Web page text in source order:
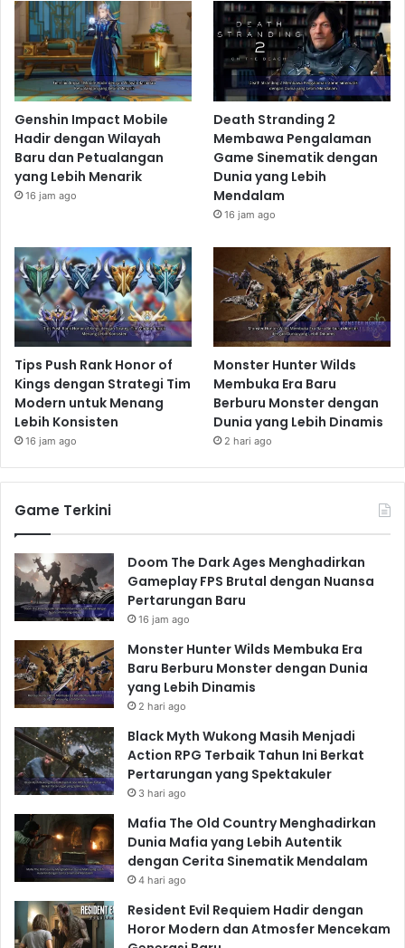
Genshin Impact Mobile
Hadir dengan Wilayah
Baru dan Petualangan
yang Lebih Menarik
16 jam ago
Death Stranding 2
Membawa Pengalaman
Game Sinematik dengan
Dunia yang Lebih
Mendalam
16 jam ago
Tips Push Rank Honor of
Kings dengan Strategi Tim
Modern untuk Menang
Lebih Konsisten
16 jam ago
Monster Hunter Wilds
Membuka Era Baru
Berburu Monster dengan
Dunia yang Lebih Dinamis
2 hari ago
Game Terkini
Doom The Dark Ages Menghadirkan
Gameplay FPS Brutal dengan Nuansa
Pertarungan Baru
16 jam ago
Monster Hunter Wilds Membuka Era
Baru Berburu Monster dengan Dunia
yang Lebih Dinamis
2 hari ago
Black Myth Wukong Masih Menjadi
Action RPG Terbaik Tahun Ini Berkat
Pertarungan yang Spektakuler
3 hari ago
Mafia The Old Country Menghadirkan
Dunia Mafia yang Lebih Autentik
dengan Cerita Sinematik Mendalam
4 hari ago
Resident Evil Requiem Hadir dengan
Horor Modern dan Atmosfer Mencekam